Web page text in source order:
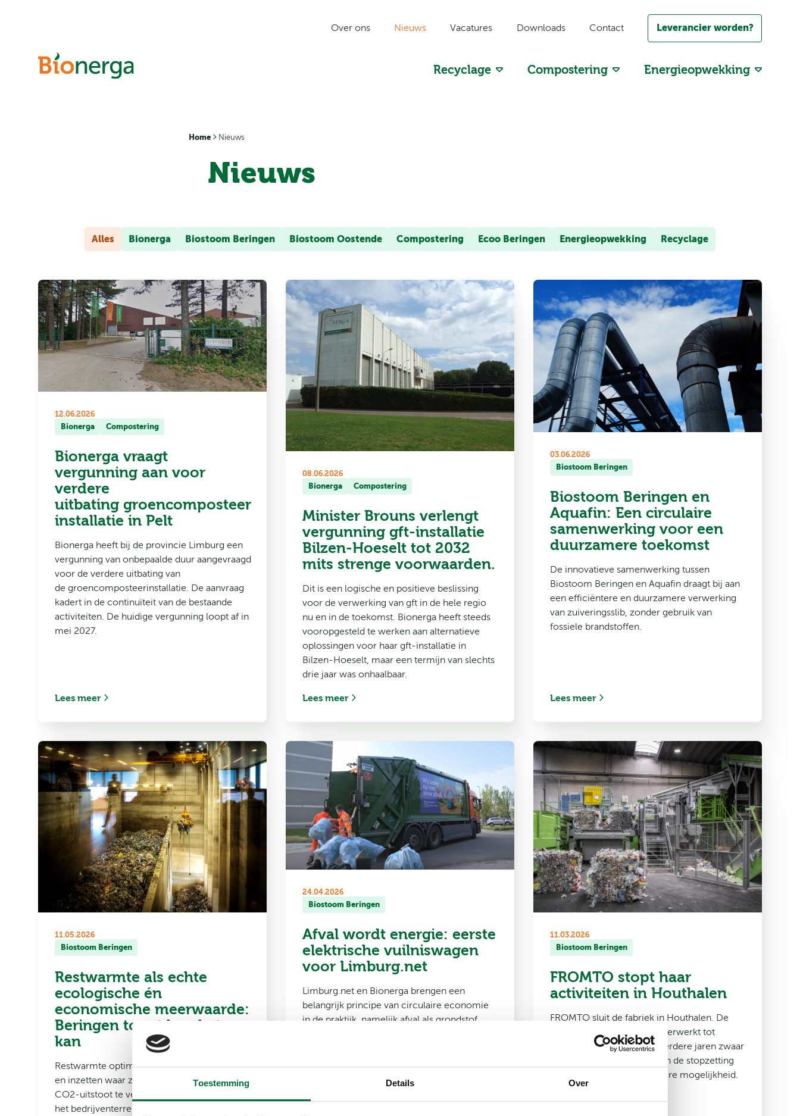
Toestemming Details Over
Recyclage Compostering Energieopwekking
Over ons Nieuws Vacatures Downloads Contact Leverancier worden?
Home Nieuws
Nieuws
Alles Bionerga Biostoom Beringen Biostoom Oostende Compostering Ecoo Beringen Energieopwekking Recyclage
12.06.2026
Bionerga
Compostering
Bionerga vraagt
vergunning aan voor
verdere
uitbating groencomposteer
installatie in Pelt
Bionerga heeft bij de provincie Limburg een
vergunning van onbepaalde duur aangevraagd
voor de verdere uitbating van
de groencomposteerinstallatie. De aanvraag
kadert in de continuïteit van de bestaande
activiteiten. De huidige vergunning loopt af in
mei 2027.
Lees meer
08.06.2026
Bionerga
Compostering
Minister Brouns verlengt
vergunning gft-installatie
Bilzen-Hoeselt tot 2032
mits strenge voorwaarden.
Dit is een logische en positieve beslissing
voor de verwerking van gft in de hele regio
nu en in de toekomst. Bionerga heeft steeds
vooropgesteld te werken aan alternatieve
oplossingen voor haar gft-installatie in
Bilzen-Hoeselt, maar een termijn van slechts
drie jaar was onhaalbaar.
Lees meer
03.06.2026
Biostoom Beringen
Biostoom Beringen en
Aquafin: Een circulaire
samenwerking voor een
duurzamere toekomst
De innovatieve samenwerking tussen
Biostoom Beringen en Aquafin draagt bij aan
een efficiëntere en duurzamere verwerking
van zuiveringsslib, zonder gebruik van
fossiele brandstoffen.
Lees meer
11.05.2026
Biostoom Beringen
Restwarmte als echte
ecologische én
economische meerwaarde:
Beringen toont hoe het
kan
Restwarmte optimaal gebruiken in processen
en inzetten waar ze écht waarde heeft om
CO2-uitstoot te verlagen? Dat doen ze al op
het bedrijventerrein Ravenshout in Beringen
24.04.2026
Biostoom Beringen
Afval wordt energie: eerste
elektrische vuilniswagen
voor Limburg.net
Limburg.net en Bionerga brengen een
belangrijk principe van circulaire economie
in de praktijk, namelijk afval als grondstof
11.03.2026
Biostoom Beringen
FROMTO stopt haar
activiteiten in Houthalen
FROMTO sluit de fabriek in Houthalen. De
site waar men restplastics verwerkt tot
nieuwe producten is al meerdere jaren zwaar
verlieslatend. “We betreuren de stopzetting
maar zien helaas geen andere mogelijkheid.